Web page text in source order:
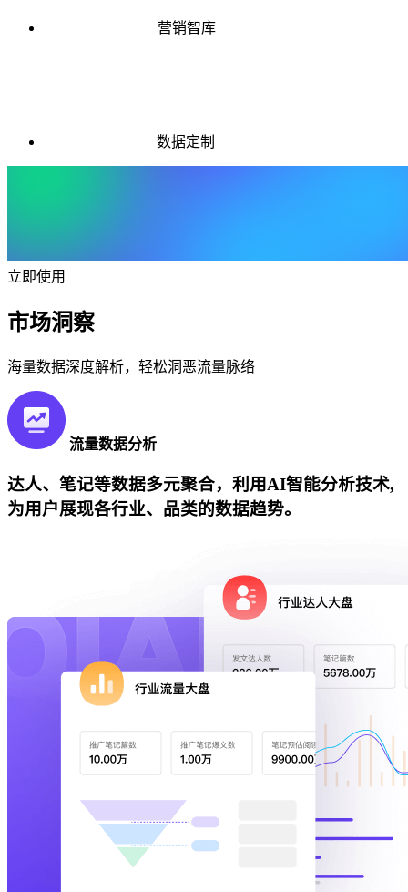
营销智库
数据定制
立即使用
市场洞察
海量数据深度解析，轻松洞恶流量脉络
流量数据分析
达人、笔记等数据多元聚合，利用AI智能分析技术,
为用户展现各行业、品类的数据趋势。